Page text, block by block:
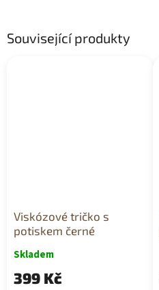
Související produkty
Viskózové tričko s
potiskem černé
Skladem
399 Kč